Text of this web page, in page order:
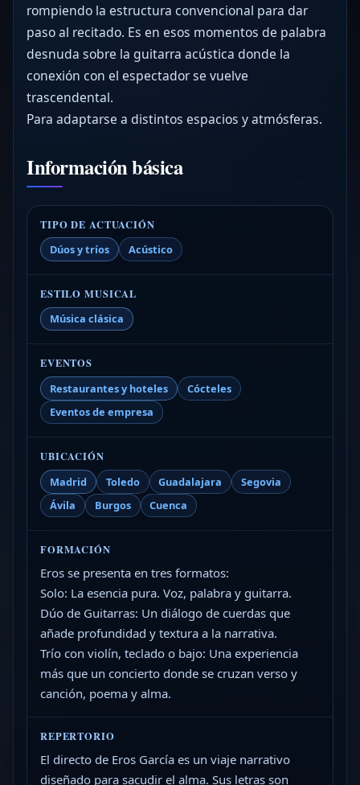
rompiendo la estructura convencional para dar
paso al recitado. Es en esos momentos de palabra
desnuda sobre la guitarra acústica donde la
conexión con el espectador se vuelve
trascendental.
Para adaptarse a distintos espacios y atmósferas.
Información básica
TIPO DE ACTUACIÓN
Dúos y tríos
Acústico
ESTILO MUSICAL
Música clásica
EVENTOS
Restaurantes y hoteles
Cócteles
Eventos de empresa
UBICACIÓN
Madrid
Toledo Guadalajara
Segovia
Ávila
Burgos Cuenca
FORMACIÓN
Eros se presenta en tres formatos:
Solo: La esencia pura. Voz, palabra y guitarra.
Dúo de Guitarras: Un diálogo de cuerdas que
añade profundidad y textura a la narrativa.
Trío con violín, teclado o bajo: Una experiencia
más que un concierto donde se cruzan verso y
canción, poema y alma.
REPERTORIO
El directo de Eros García es un viaje narrativo
diseñado para sacudir el alma. Sus letras son